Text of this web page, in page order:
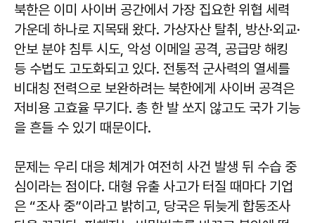
북한은 이미 사이버 공간에서 가장 집요한 위협 세력
가운데 하나로 지목돼 왔다. 가상자산 탈취, 방산·외교·
안보 분야 침투 시도, 악성 이메일 공격, 공급망 해킹
등 수법도 고도화되고 있다. 전통적 군사력의 열세를
비대칭 전력으로 보완하려는 북한에게 사이버 공격은
저비용 고효율 무기다. 총 한 발 쏘지 않고도 국가 기능
을 흔들 수 있기 때문이다.
문제는 우리 대응 체계가 여전히 사건 발생 뒤 수습 중
심이라는 점이다. 대형 유출 사고가 터질 때마다 기업
은 “조사 중”이라고 밝히고, 당국은 뒤늦게 합동조사